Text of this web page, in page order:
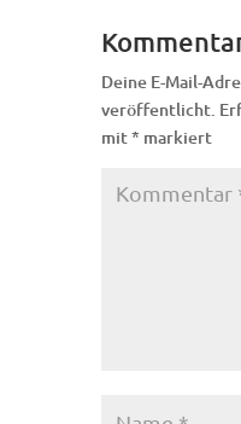
Deine E-Mail-
veröffentlicht.
mit* markiert